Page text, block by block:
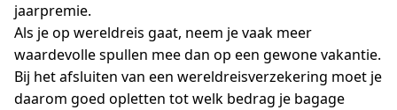
jaarpremie.
Als je op wereldreis gaat, neem je vaak meer
waardevolle spullen mee dan op een gewone vakantie.
Bij het afsluiten van een wereldreisverzekering moet je
daarom goed opletten tot welk bedrag je bagage